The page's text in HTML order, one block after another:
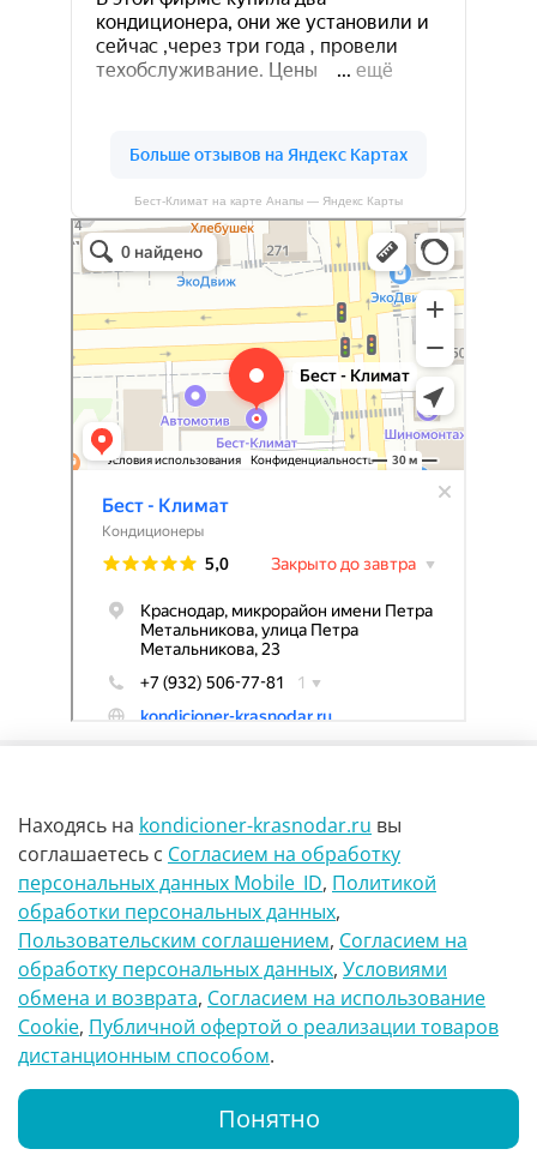
Бест-Климат на карте Анапы — Яндекс Карты
Бест-климат
Кондиционеры в Краснодаре
г Краснодар Ул Петра метальникова 23
8(900)29-888-66
info@kondicioner-krasnodar.ru
Находясь на kondicioner-krasnodar.ru вы
соглашаетесь с Согласием на обработку
персональных данных Mobile_ID, Политикой
обработки персональных данных,
Пользовательским соглашением, Согласием на
обработку персональных данных, Условиями
обмена и возврата, Согласием на использование
Сookie, Публичной офертой о реализации товаров
дистанционным способом.
Понятно